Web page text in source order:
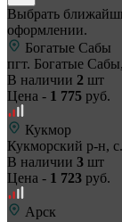
Выбрать
оформлении.
Богатые Сабы
пгт. Богатые
В наличии 2 шт
Цена - 1 775 руб.
Кукмор
Кукморский р-н,
В наличии 3 шт
Цена - 1 723 руб.
Арск